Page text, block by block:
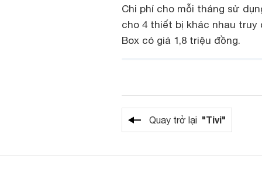
Chi phí cho mỗi tháng sử
cho 4 thiết bị khác nhau truy
Box có giá 1,8 triệu đồng.
Quay trở lại "Tivi"